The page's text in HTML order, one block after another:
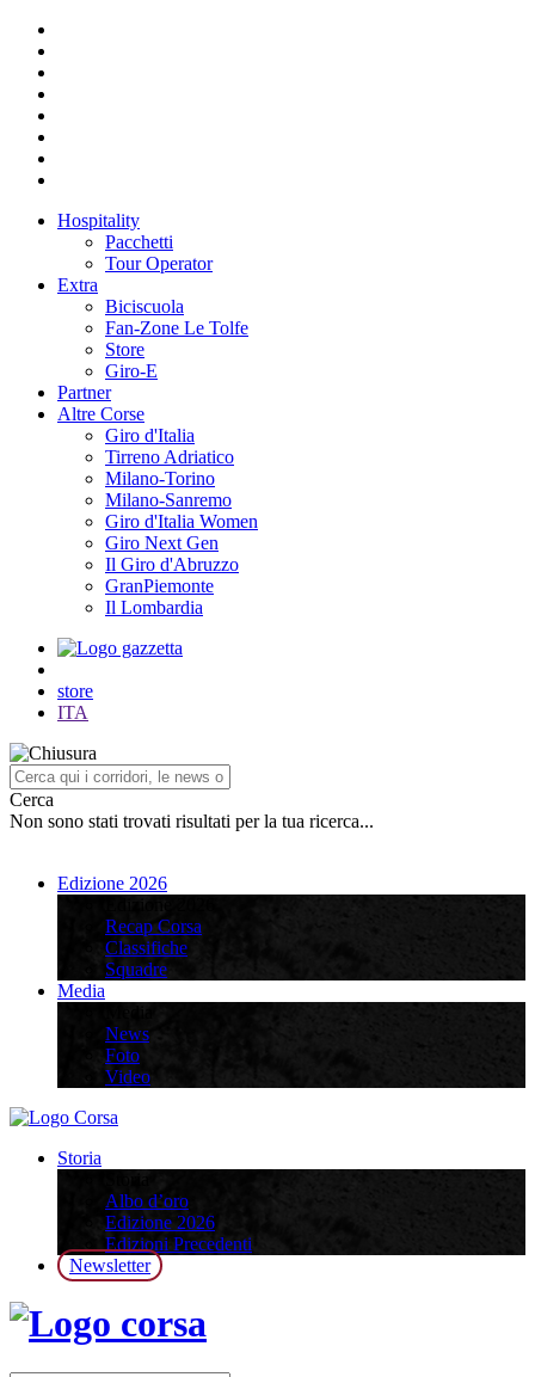
Hospitality
Pacchetti
Tour Operator
Extra
Biciscuola
Fan-Zone Le Tolfe
Store
Giro-E
Partner
Altre Corse
Giro d'Italia
Tirreno Adriatico
Milano-Torino
Milano-Sanremo
Giro d'Italia Women
Giro Next Gen
Il Giro d'Abruzzo
GranPiemonte
Il Lombardia
store
ITA
Cerca
Non sono stati trovati risultati per la tua ricerca...
Edizione 2026
Recap Corsa
Classifiche
Squadre
Media
News
Foto
Video
Storia
Albo d’oro
Edizione 2026
Edizioni Precedenti
Newsletter